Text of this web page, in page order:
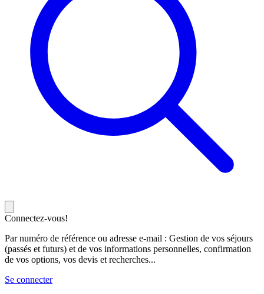
Connectez-vous!
Par numéro de référence ou adresse e-mail : Gestion de vos séjours
(passés et futurs) et de vos informations personnelles, confirmation
de vos options, vos devis et recherches...
Se connecter